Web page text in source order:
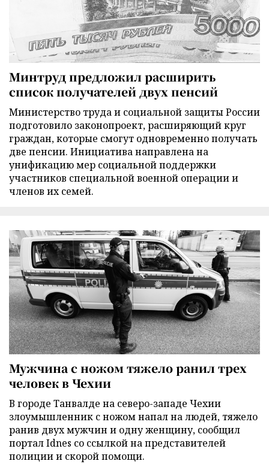
Минтруд предложил расширить
список получателей двух пенсий
Министерство труда и социальной защиты России
подготовило законопроект, расширяющий круг
граждан, которые смогут одновременно получать
две пенсии. Инициатива направлена на
унификацию мер социальной поддержки
участников специальной военной операции и
членов их семей.
Мужчина с ножом тяжело ранил трех
человек в Чехии
В городе Танвалде на северо-западе Чехии
злоумышленник с ножом напал на людей, тяжело
ранив двух мужчин и одну женщину, сообщил
портал Idnes со ссылкой на представителей
полиции и скорой помощи.